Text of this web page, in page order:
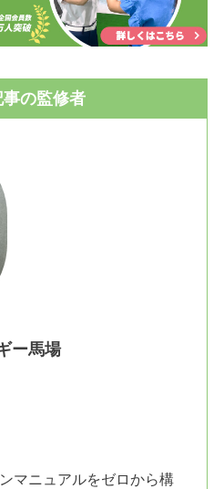
事の監修者
ー馬場
マニュアルをゼロから構